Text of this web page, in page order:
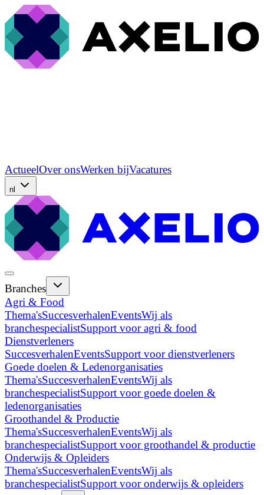
ActueelOver onsWerken bijVacatures
nl
Branches
Agri & Food
Thema'sSuccesverhalenEventsWij als
branchespecialistSupport voor agri & food
Dienstverleners
SuccesverhalenEventsSupport voor dienstverleners
Goede doelen & Ledenorganisaties
Thema'sSuccesverhalenEventsWij als
branchespecialistSupport voor goede doelen &
ledenorganisaties
Groothandel & Productie
Thema'sSuccesverhalenEventsWij als
branchespecialistSupport voor groothandel & productie
Onderwijs & Opleiders
Thema'sSuccesverhalenEventsWij als
branchespecialistSupport voor onderwijs & opleiders